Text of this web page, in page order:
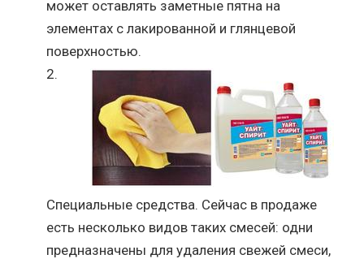
может оставлять заметные пятна на
элементах с лакированной и глянцевой
поверхностью.
Специальные средства. Сейчас в продаже
есть несколько видов таких смесей: одни
предназначены для удаления свежей смеси,